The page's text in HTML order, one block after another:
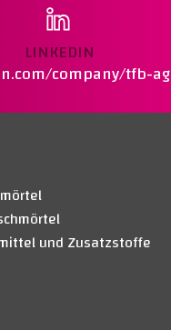
LINKEDIN
company/tfb-ag
und Zusatzstoffe